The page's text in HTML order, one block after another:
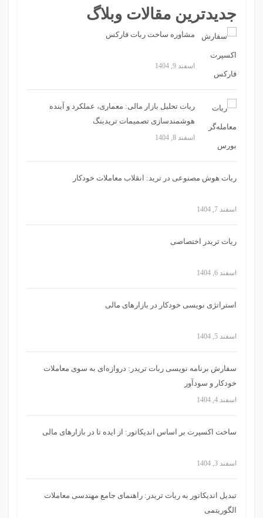
جدیدترین مقالات وبلاگ
مشاوره ساخت ربات فارکس
اسفند 9, 1404
ربات تحلیل بازار مالی: معماری، عملکرد و آینده
هوشمندسازی تصمیمات تریدینگ
اسفند 8, 1404
ربات هوش مصنوعی در ترید: انقلاب معاملات خودکار
اسفند 7, 1404
ربات تریدر اختصاصی
اسفند 6, 1404
استراتژی‌ نویسی خودکار در بازارهای مالی
اسفند 5, 1404
سفارش برنامه نویسی ربات تریدر: دروازه‌ای به سوی معاملات
خودکار و سودآور
اسفند 4, 1404
ساخت اکسپرت بر اساس اندیکاتور: از ایده تا در بازارهای مالی
اسفند 3, 1404
تبدیل اندیکاتور به ربات تریدر: راهنمای جامع مهندسی معاملات
الگوریتمی